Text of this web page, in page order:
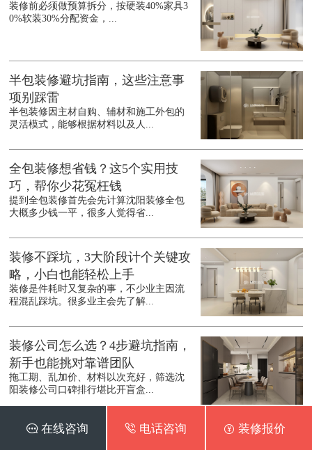
装修前必须做预算拆分，按硬装40%家具3
0%软装30%分配资金，...
半包装修避坑指南，这些注意事
项别踩雷
半包装修因主材自购、辅材和施工外包的
灵活模式，能够根据材料以及人...
全包装修想省钱？这5个实用技
巧，帮你少花冤枉钱
提到全包装修首先会先计算沈阳装修全包
大概多少钱一平，很多人觉得省...
装修不踩坑，3大阶段计个关键攻
略，小白也能轻松上手
装修是件耗时又复杂的事，不少业主因流
程混乱踩坑。很多业主会先了解...
装修公司怎么选？4步避坑指南，
新手也能挑对靠谱团队
拖工期、乱加价、材料以次充好，筛选沈
阳装修公司口碑排行堪比开盲盒...
二手房装修别乱花钱，这5个地方
 在线咨询  电话咨询  装修报价